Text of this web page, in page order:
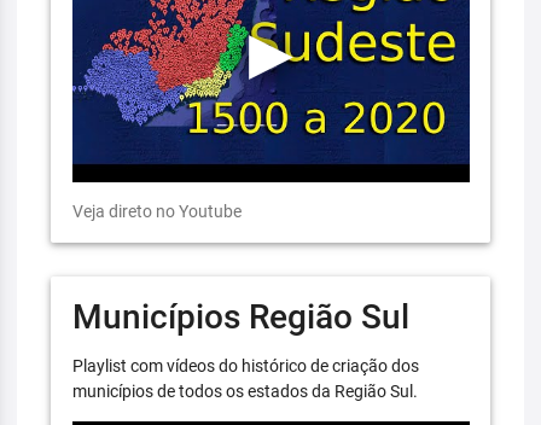
Veja direto no Youtube
Municípios Região Sul
Playlist com vídeos do histórico de criação dos
municípios de todos os estados da Região Sul.